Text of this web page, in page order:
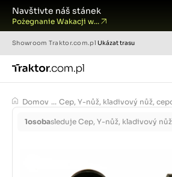
Navštivte náš stánek
Pożegnanie Wakacji w...
Showroom Traktor.com.pl Ukázat trasu
Domov ... Cep, Y-nůž, kladivový nůž,
1osobasleduje Cep, Y-nůž, kladivový